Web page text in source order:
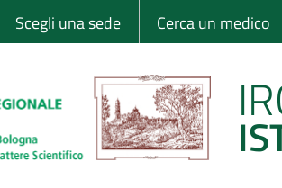
Scegli una sede Cerca un medico